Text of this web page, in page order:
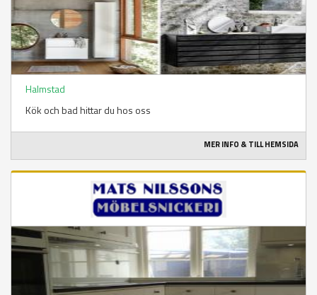
Halmstad
Kök och bad hittar du hos oss
MER INFO & TILL HEMSIDA